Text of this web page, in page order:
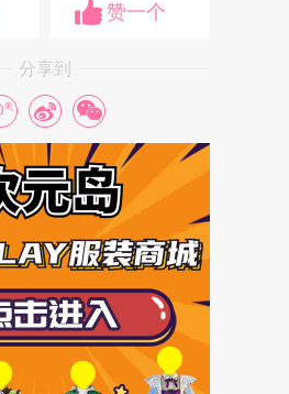
赞一个
分享到